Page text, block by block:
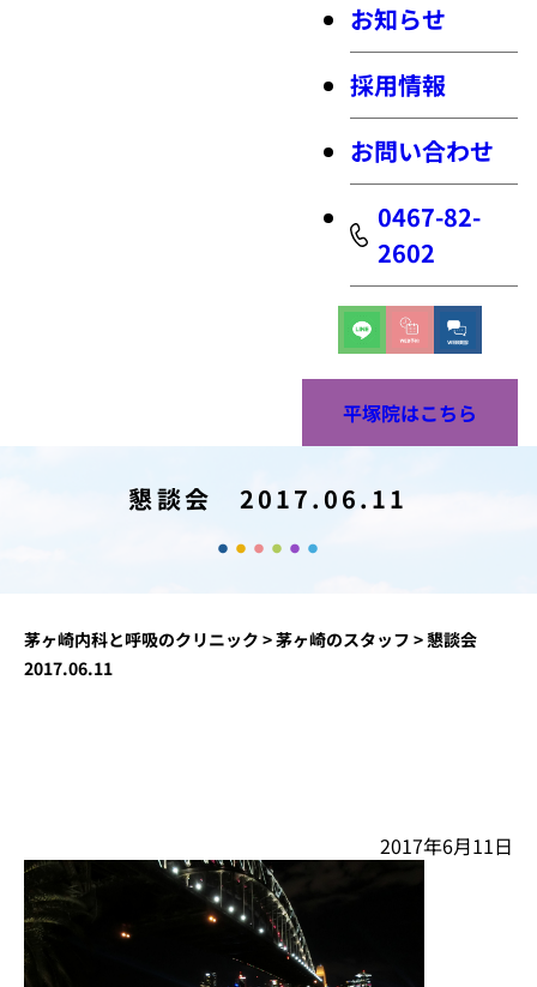
お知らせ
採用情報
お問い合わせ
0467-82-
2602
平塚院はこちら
懇談会 2017.06.11
茅ヶ崎内科と呼吸のクリニック >茅ヶ崎のスタッフ >懇談会
2017.06.11
2017年6月11日